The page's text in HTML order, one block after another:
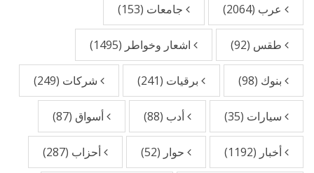
عرب (2064) جامعات (153)
طقس (92) اشعار وخواطر (1495)
بنوك (98) برقيات (241) شركات (249)
سيارات (35) أدب (88) أسواق (87)
أخبار (1192) حوار (52) أحزاب (287)